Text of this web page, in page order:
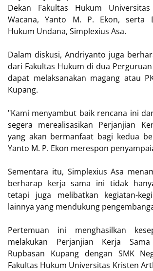
Dekan Fakultas Hukum
Wacana, Yanto M. P. Ekon, serta
Hukum Undana, Simplexius Asa.
Dalam diskusi, Andriyanto juga
dari Fakultas Hukum di dua
dapat melaksanakan magang atau
Kupang.
"Kami menyambut baik rencana ini
segera merealisasikan Perjanjian
yang akan bermanfaat bagi kedua
Yanto M. P. Ekon merespon
Sementara itu, Simplexius Asa
berharap kerja sama ini tidak
tetapi juga melibatkan kegiatan-
lainnya yang mendukung
Pertemuan ini menghasilkan
melakukan Perjanjian Kerja
Rupbasan Kupang dengan SMK
Fakultas Hukum Universitas Kristen